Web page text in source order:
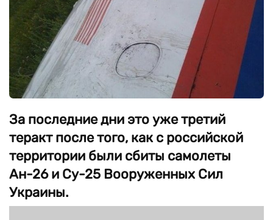
За последние дни это уже третий
теракт после того, как с российской
территории были сбиты самолеты
Ан-26 и Су-25 Вооруженных Сил
Украины.